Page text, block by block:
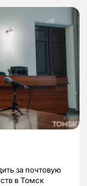
за почтовую
в Томск